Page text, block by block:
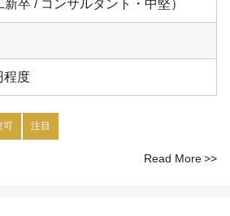
新卒 / コンサルタント・中堅）
程度
可 注目
Read More